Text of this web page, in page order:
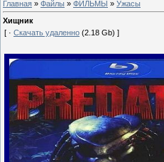
Главная » Файлы » ФИЛЬМЫ » Ужасы
Хищник
[ · Скачать удаленно (2.18 Gb) ]